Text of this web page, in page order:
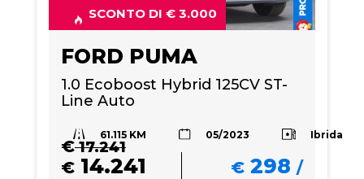
SCONTO DI € 3.000
FORD PUMA
1.0 Ecoboost Hybrid 125CV ST-
Line Auto
61.115 KM 05/2023 Ibrida
€17.241
€ 14.241 € 298 /